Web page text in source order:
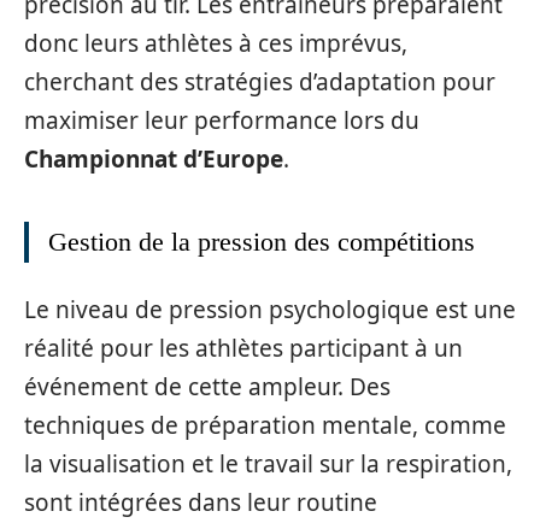
donc leurs athlètes à ces imprévus,
cherchant des stratégies d’adaptation pour
maximiser leur performance lors du
Championnat d’Europe.
Gestion de la pression des compétitions
Le niveau de pression psychologique est une
réalité pour les athlètes participant à un
événement de cette ampleur. Des
techniques de préparation mentale, comme
la visualisation et le travail sur la respiration,
sont intégrées dans leur routine